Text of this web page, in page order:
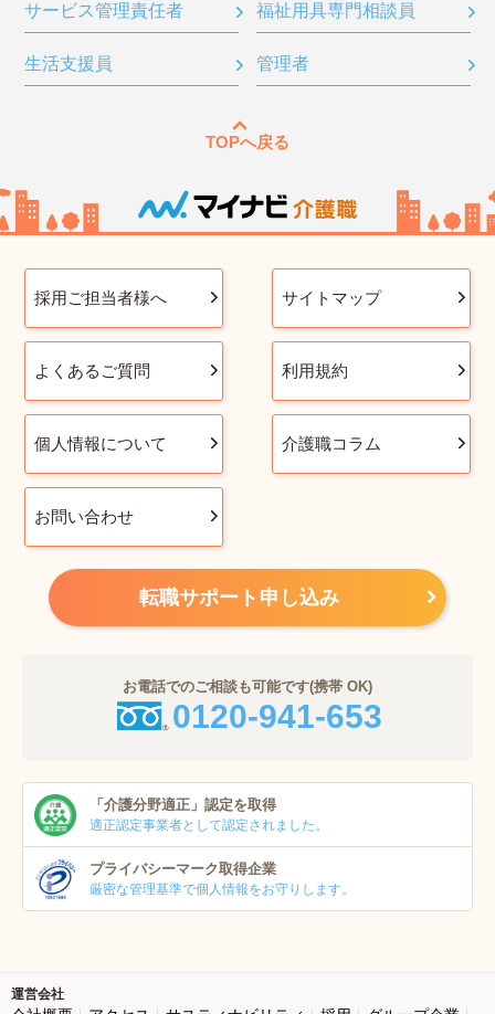
サービス管理責任者 福祉用具専門相談員
生活支援員 管理者
TOPへ戻る
採用ご担当者様へ サイトマップ
よくあるご質問 利用規約
個人情報について 介護職コラム
お問い合わせ
転職サポート申し込み
お電話でのご相談も可能です(携帯 OK)
0120-941-653
「介護分野適正」 認定を取得
適正認定事業者として認定されました。
プライバシーマーク取得企業
厳密な管理基準で個人情報をお守りします。
運営会社